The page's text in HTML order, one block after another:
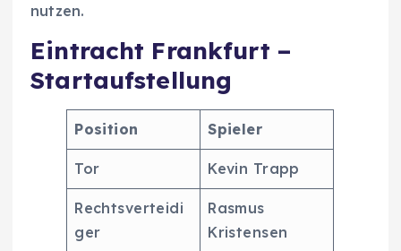
nutzen.
Eintracht Frankfurt –
Startaufstellung
Position Spieler
Tor Kevin Trapp
Rechtsverteidi
ger
Rasmus
Kristensen